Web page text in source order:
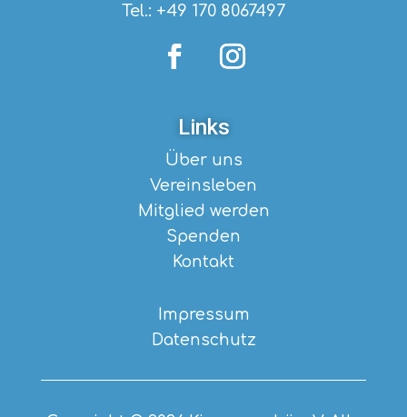
Tel.: +49 170 8067497
Links
Über uns
Vereinsleben
Mitglied werden
Spenden
Kontakt
Impressum
Datenschutz